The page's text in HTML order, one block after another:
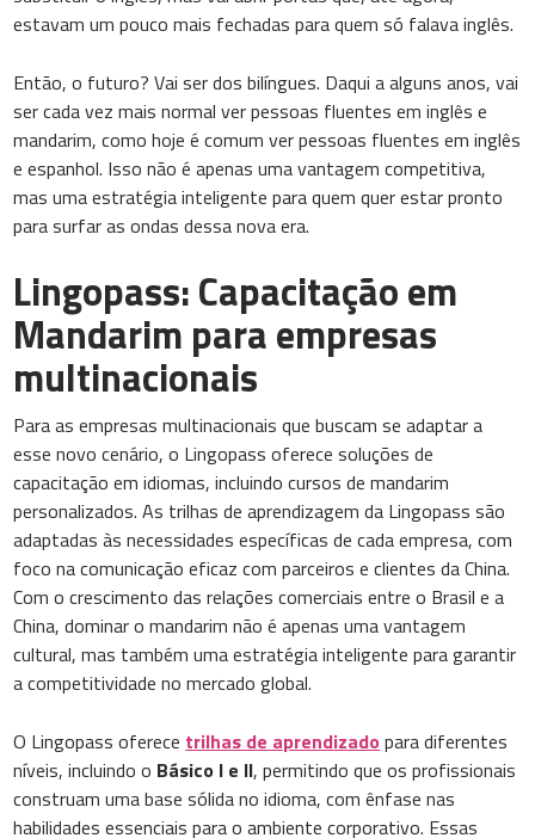
estavam um pouco mais fechadas para quem só falava inglês.
Então, o futuro? Vai ser dos bilíngues. Daqui a alguns anos, vai
ser cada vez mais normal ver pessoas fluentes em inglês e
mandarim, como hoje é comum ver pessoas fluentes em inglês
e espanhol. Isso não é apenas uma vantagem competitiva,
mas uma estratégia inteligente para quem quer estar pronto
para surfar as ondas dessa nova era.
Lingopass: Capacitação em
Mandarim para empresas
multinacionais
Para as empresas multinacionais que buscam se adaptar a
esse novo cenário, o Lingopass oferece soluções de
capacitação em idiomas, incluindo cursos de mandarim
personalizados. As trilhas de aprendizagem da Lingopass são
adaptadas às necessidades específicas de cada empresa, com
foco na comunicação eficaz com parceiros e clientes da China.
Com o crescimento das relações comerciais entre o Brasil e a
China, dominar o mandarim não é apenas uma vantagem
cultural, mas também uma estratégia inteligente para garantir
a competitividade no mercado global.
O Lingopass oferece trilhas de aprendizado para diferentes
níveis, incluindo o Básico I e II, permitindo que os profissionais
construam uma base sólida no idioma, com ênfase nas
habilidades essenciais para o ambiente corporativo. Essas